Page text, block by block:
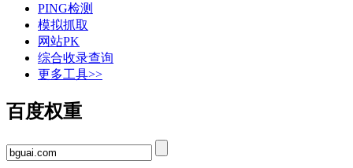
PING检测
模拟抓取
网站PK
综合收录查询
更多工具>>
百度权重